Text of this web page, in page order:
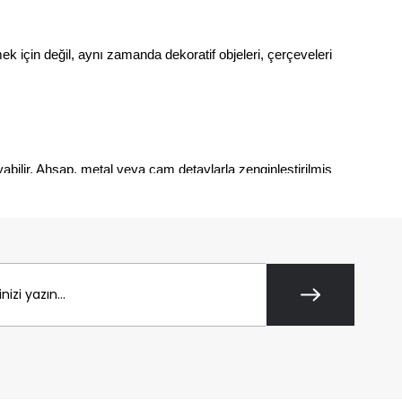
için değil, aynı zamanda dekoratif objeleri, çerçeveleri
Ahşap, metal veya cam detaylarla zenginleştirilmiş
odasında kullanılan vitrin, kaşıklık ve kitaplık gibi